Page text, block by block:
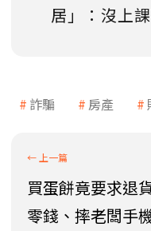
居」：沒上
詐騙 房產
買蛋餅竟要求退
零錢、摔老闆手